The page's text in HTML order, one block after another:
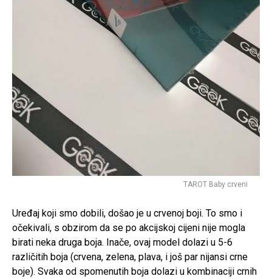
TAROT Baby crveni
Uređaj koji smo dobili, došao je u crvenoj boji. To smo i
očekivali, s obzirom da se po akcijskoj cijeni nije mogla
birati neka druga boja. Inače, ovaj model dolazi u 5-6
različitih boja (crvena, zelena, plava, i još par nijansi crne
boje). Svaka od spomenutih boja dolazi u kombinaciji crnih